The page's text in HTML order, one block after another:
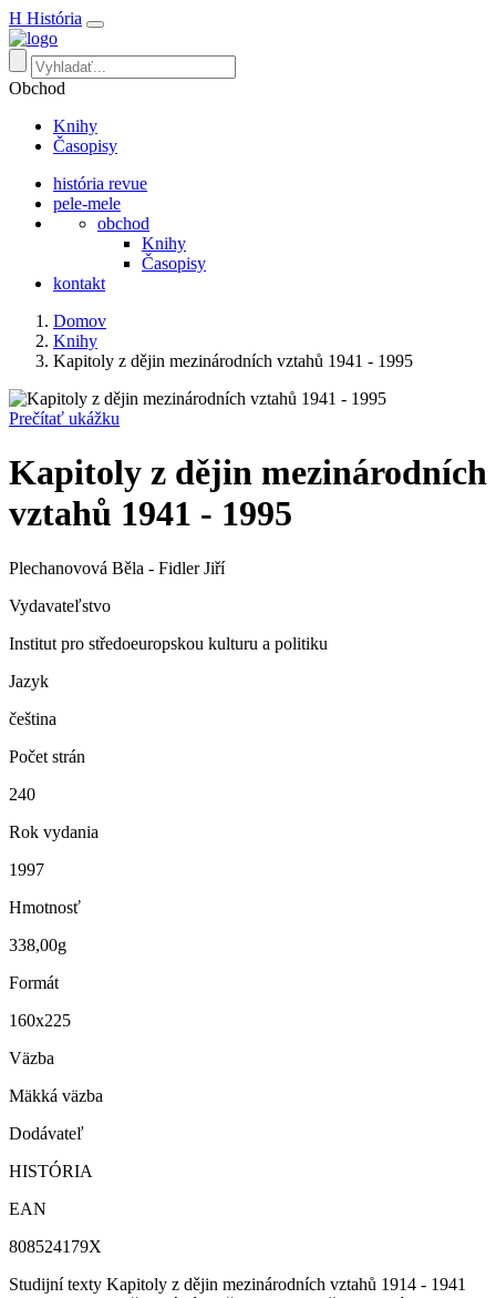
H História
Obchod
Knihy
Časopisy
história revue
pele-mele
obchod
Knihy
Časopisy
kontakt
Domov
Knihy
Kapitoly z dějin mezinárodních vztahů 1941 - 1995
Prečítať ukážku
Kapitoly z dějin mezinárodních
vztahů 1941 - 1995
Plechanovová Běla - Fidler Jiří
Vydavateľstvo
Institut pro středoeuropskou kulturu a politiku
Jazyk
čeština
Počet strán
240
Rok vydania
1997
Hmotnosť
338,00g
Formát
160x225
Väzba
Mäkká väzba
Dodávateľ
HISTÓRIA
EAN
808524179X
Studijní texty Kapitoly z dějin mezinárodních vztahů 1914 - 1941